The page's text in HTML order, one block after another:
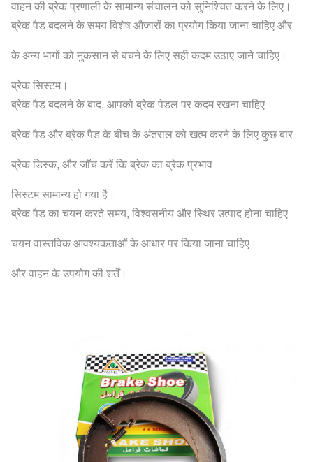
वाहन की ब्रेक प्रणाली के सामान्य संचालन को सुनिश्चित करने के लिए।
ब्रेक पैड बदलने के समय विशेष औजारों का प्रयोग किया जाना चाहिए और
के अन्य भागों को नुकसान से बचने के लिए सही कदम उठाए जाने चाहिए।
ब्रेक सिस्टम।
ब्रेक पैड बदलने के बाद, आपको ब्रेक पेडल पर कदम रखना चाहिए
ब्रेक पैड और ब्रेक पैड के बीच के अंतराल को खत्म करने के लिए कुछ बार
ब्रेक डिस्क, और जाँच करें कि ब्रेक का ब्रेक प्रभाव
सिस्टम सामान्य हो गया है।
ब्रेक पैड का चयन करते समय, विश्वसनीय और स्थिर उत्पाद होना चाहिए
चयन वास्तविक आवश्यकताओं के आधार पर किया जाना चाहिए।
और वाहन के उपयोग की शर्तें।